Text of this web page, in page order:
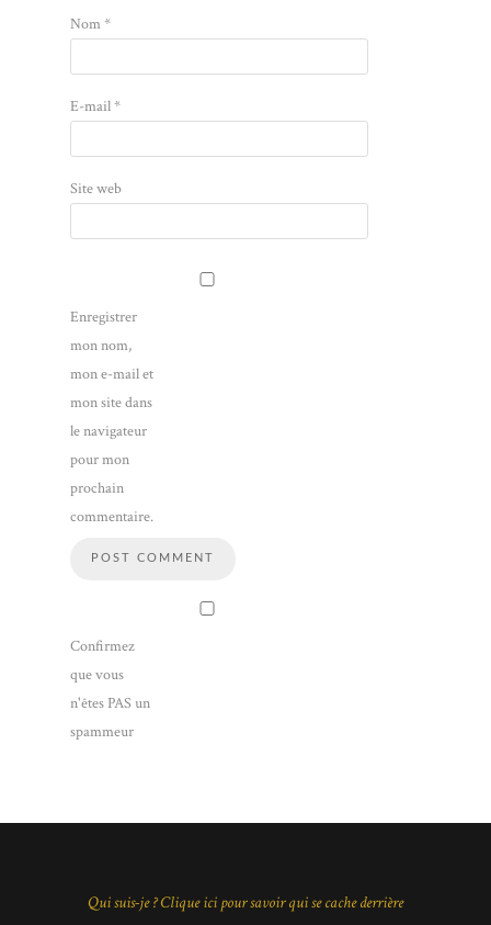
Nom*
E-mail*
Site web
Enregistrer
mon nom,
mon e-mail et
mon site dans
le navigateur
pour mon
prochain
commentaire.
Confirmez
que vous
n'êtes PAS un
spammeur
Qui suis-je ? Clique ici pour savoir qui se cache derrière